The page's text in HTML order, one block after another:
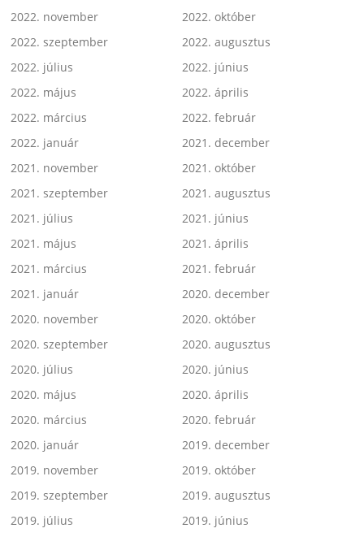
2022. november
2022. október
2022. szeptember
2022. augusztus
2022. július
2022. június
2022. május
2022. április
2022. március
2022. február
2022. január
2021. december
2021. november
2021. október
2021. szeptember
2021. augusztus
2021. július
2021. június
2021. május
2021. április
2021. március
2021. február
2021. január
2020. december
2020. november
2020. október
2020. szeptember
2020. augusztus
2020. július
2020. június
2020. május
2020. április
2020. március
2020. február
2020. január
2019. december
2019. november
2019. október
2019. szeptember
2019. augusztus
2019. július
2019. június